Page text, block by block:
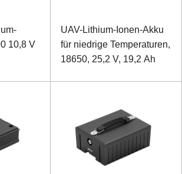
10,8 V
UAV-Lithium-Ionen-Akku
für niedrige Temperaturen,
18650, 25,2 V, 19,2 Ah